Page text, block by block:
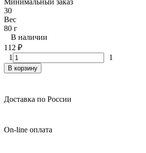
30
Вес
80 г
В наличии
112 ₽
1
1
В корзину
Доставка по России
On-line оплата